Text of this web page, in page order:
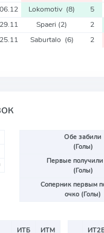
06.12 Lokomotiv (8) 5
29.11 Spaeri (2) 2
25.11 Saburtalo (6) 2
Обе забили
(Голы)
Первые получили
(Голы)
Соперник первым
очко (Голы)
ИТБ
ИТМ